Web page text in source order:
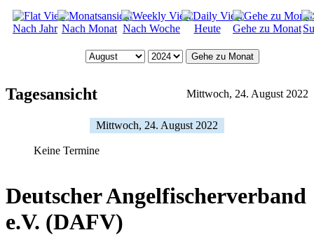
Nach Jahr Nach Monat Nach Woche Heute Gehe zu Monat
Gehe zu Monat
Tagesansicht Mittwoch, 24. August 2022
Mittwoch, 24. August 2022
Keine Termine
Deutscher Angelfischerverband
e.V. (DAFV)